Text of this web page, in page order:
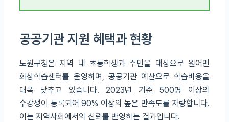
공공기관 지원 혜택과 현황
노원구청은 지역 내 초등학생과 주민을 대상으로 원어민
화상학습센터를 운영하며, 공공기관 예산으로 학습비용을
대폭 낮추고 있습니다. 2023년 기준 500명 이상의
수강생이 등록되어 90% 이상의 높은 만족도를 자랑합니다.
이는 지역사회에서의 신뢰를 반영하는 결과입니다.